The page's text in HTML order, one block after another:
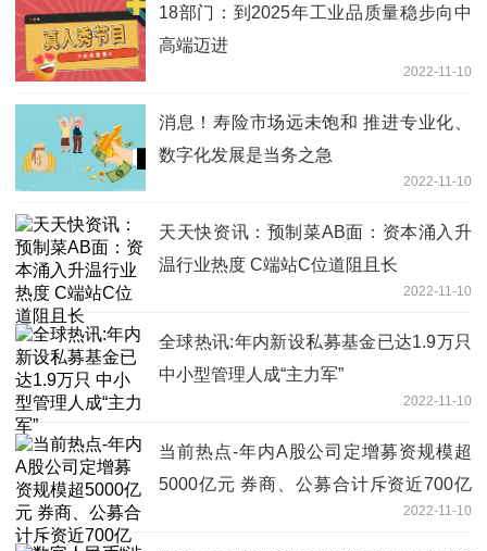
18部门：到2025年工业品质量稳步向中
高端迈进
2022-11-10
消息！寿险市场远未饱和 推进专业化、
数字化发展是当务之急
2022-11-10
天天快资讯：预制菜AB面：资本涌入升
温行业热度 C端站C位道阻且长
2022-11-10
全球热讯:年内新设私募基金已达1.9万只
中小型管理人成“主力军”
2022-11-10
当前热点-年内A股公司定增募资规模超
5000亿元 券商、公募合计斥资近700亿
2022-11-10